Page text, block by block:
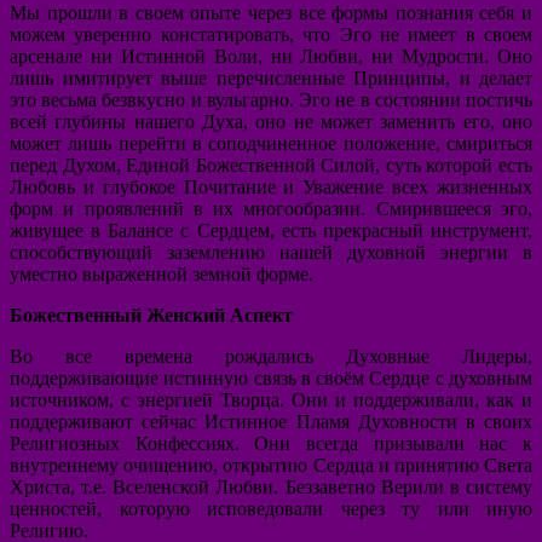
Мы прошли в своем опыте через все формы познания себя и
можем уверенно констатировать, что Эго не имеет в своем
арсенале ни Истинной Воли, ни Любви, ни Мудрости. Оно
лишь имитирует выше перечисленные Принципы, и делает
это весьма безвкусно и вульгарно. Эго не в состоянии постичь
всей глубины нашего Духа, оно не может заменить его, оно
может лишь перейти в соподчиненное положение, смириться
перед Духом, Единой Божественной Силой, суть которой есть
Любовь и глубокое Почитание и Уважение всех жизненных
форм и проявлений в их многообразии. Смирившееся эго,
живущее в Балансе с Сердцем, есть прекрасный инструмент,
способствующий заземлению нашей духовной энергии в
уместно выраженной земной форме.
Божественный Женский Аспект
Во все времена рождались Духовные Лидеры,
поддерживающие истинную связь в своём Сердце с духовным
источником, с энергией Творца. Они и поддерживали, как и
поддерживают сейчас Истинное Пламя Духовности в своих
Религиозных Конфессиях. Они всегда призывали нас к
внутреннему очищению, открытию Сердца и принятию Света
Христа, т.е. Вселенской Любви. Беззаветно Верили в систему
ценностей, которую исповедовали через ту или иную
Религию.